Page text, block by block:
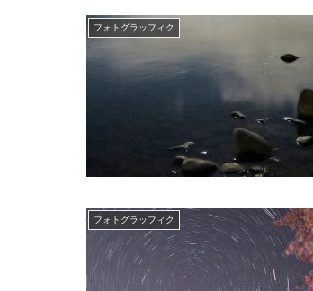
フォトグラッフィク
フォトグラッフィク